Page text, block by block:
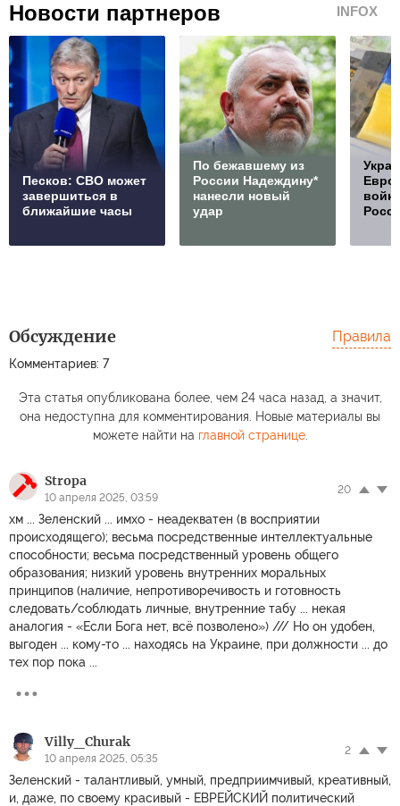
Новости партнеров INFOX
Песков: СВО может
завершиться в
ближайшие часы
По бежавшему из
России Надеждину*
нанесли новый
удар
Обсуждение
Комментариев: 7
Правила
Эта статья опубликована более, чем 24 часа назад, а значит,
она недоступна для комментирования. Новые материалы вы
можете найти на главной странице.
Stropa
10 апреля 2025, 03:59
20
хм ... Зеленский ... имхо - неадекватен (в восприятии
происходящего); весьма посредственные интеллектуальные
способности; весьма посредственный уровень общего
образования; низкий уровень внутренних моральных
принципов (наличие, непротиворечивость и готовность
следовать/соблюдать личные, внутренние табу ... некая
аналогия - «Если Бога нет, всё позволено») /// Но он удобен,
выгоден ... кому-то ... находясь на Украине, при должности ... до
тех пор пока ...
Villy_Churak
10 апреля 2025, 05:35
2
Зеленский - талантливый, умный, предприимчивый, креативный,
и, даже, по своему красивый - ЕВРЕЙСКИЙ политический